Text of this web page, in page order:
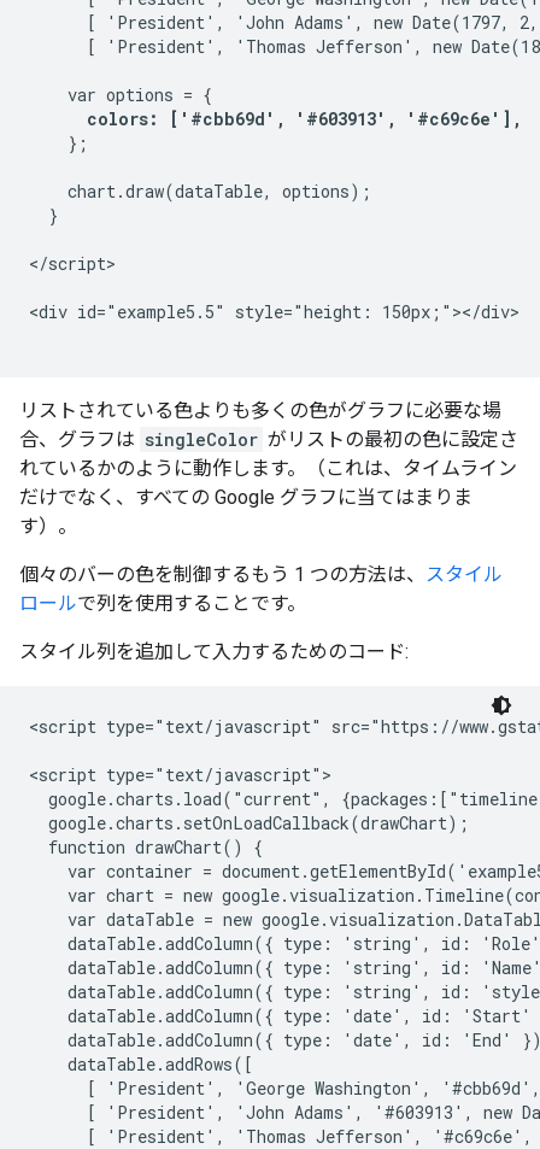
[ 'President', 'John Adams', new Date(1797,
[ 'President', 'Thomas Jefferson', new
    var options = {
colors: ['#cbb69d', '#603913', '#c69c6e'],
    };
    chart.draw(dataTable, options);
  }
</script>
<div id="example5.5" style="height: 150px;"></div>
リストされている色よりも多くの色がグラフに必要な場
合、グラフは singleColor がリストの最初の色に設定さ
れているかのように動作します。（これは、タイムライン
だけでなく、すべての Google グラフに当てはまりま
す）。
個々のバーの色を制御するもう 1 つの方法は、 スタイル
ロールで列を使用することです。
スタイル列を追加して入力するためのコード:
<script type="text/javascript" src="https://
<script type="text/javascript">
google.charts.load("current",
  google.charts.setOnLoadCallback(drawChart);
  function drawChart() {
var container =
var chart = new
var dataTable = new
dataTable.addColumn({ type: 'string', id:
dataTable.addColumn({ type: 'string', id:
dataTable.addColumn({ type: 'string', id:
dataTable.addColumn({ type: 'date', id: 'Start'
dataTable.addColumn({ type: 'date', id: 'End'
    dataTable.addRows([
[ 'President', 'George Washington',
[ 'President', 'John Adams', '#603913', new
[ 'President', 'Thomas Jefferson',